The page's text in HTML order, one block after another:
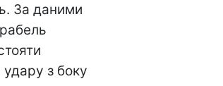
За даними
з боку